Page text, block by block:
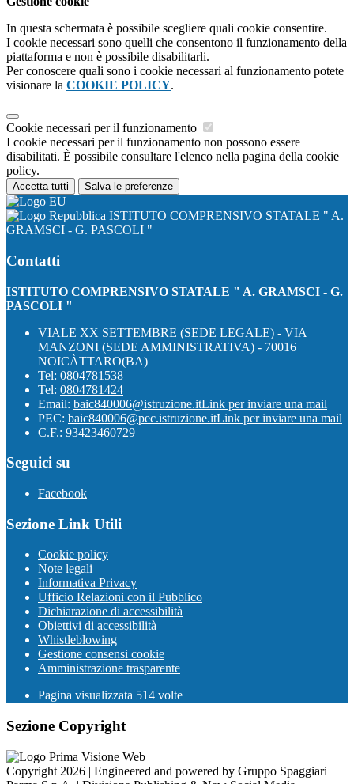
In questa schermata è possibile scegliere quali cookie consentire.
I cookie necessari sono quelli che consentono il funzionamento della
piattaforma e non è possibile disabilitarli.
Per conoscere quali sono i cookie necessari al funzionamento potete
visionare la COOKIE POLICY.
Cookie necessari per il funzionamento
I cookie necessari per il funzionamento non possono essere
disabilitati. È possibile consultare l'elenco nella pagina della cookie
policy.
Accetta tutti Salva le preferenze
ISTITUTO COMPRENSIVO STATALE " A.
GRAMSCI - G. PASCOLI "
Contatti
ISTITUTO COMPRENSIVO STATALE " A. GRAMSCI - G.
PASCOLI "
VIALE XX SETTEMBRE (SEDE LEGALE) - VIA
MANZONI (SEDE AMMINISTRATIVA) - 70016
NOICÀTTARO(BA)
Tel: 0804781538
Tel: 0804781424
Email: baic840006@istruzione.itLink per inviare una mail
PEC: baic840006@pec.istruzione.itLink per inviare una mail
C.F.: 93423460729
Seguici su
Facebook
Sezione Link Utili
Cookie policy
Note legali
Informativa Privacy
Ufficio Relazioni con il Pubblico
Dichiarazione di accessibilità
Obiettivi di accessibilità
Whistleblowing
Gestione consensi cookie
Amministrazione trasparente
Pagina visualizzata 514 volte
Sezione Copyright
Copyright 2026 | Engineered and powered by Gruppo Spaggiari